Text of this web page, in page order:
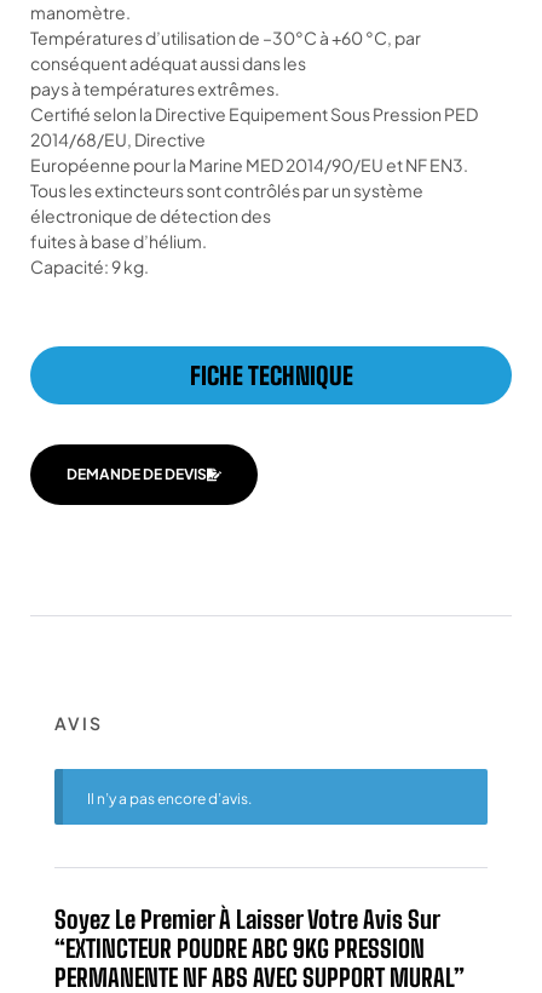
manomètre.
Températures d’utilisation de –30°C à +60 °C, par
conséquent adéquat aussi dans les
pays à températures extrêmes.
Certifié selon la Directive Equipement Sous Pression PED
2014/68/EU, Directive
Européenne pour la Marine MED 2014/90/EU et NF EN3.
Tous les extincteurs sont contrôlés par un système
électronique de détection des
fuites à base d’hélium.
Capacité: 9 kg.
FICHE TECHNIQUE
DEMANDE DE DEVIS
AVIS
Il n’y a pas encore d’avis.
Soyez Le Premier À Laisser Votre Avis Sur
“EXTINCTEUR POUDRE ABC 9KG PRESSION
PERMANENTE NF ABS AVEC SUPPORT MURAL”